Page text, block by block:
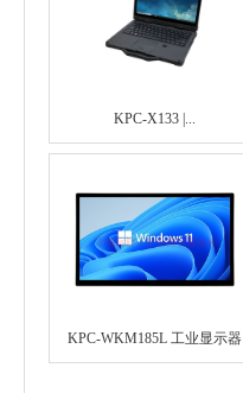
KPC-X133 |...
KPC-WKM185L 工业显示器